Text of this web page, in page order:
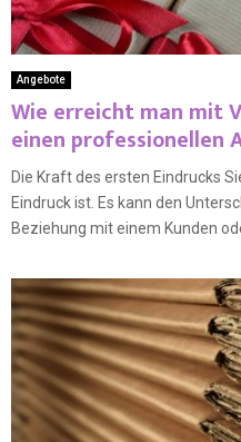
Angebote
Wie erreicht man mit
einen
Die Kraft des ersten Eindrucks
Eindruck ist. Es kann den
Beziehung mit einem Kunden